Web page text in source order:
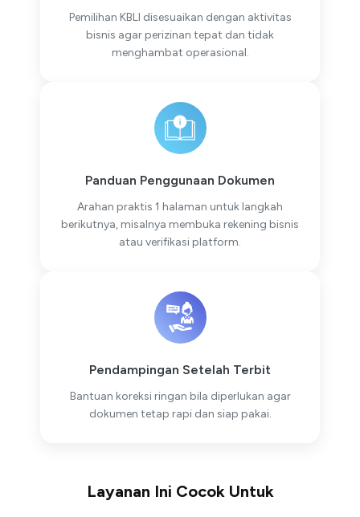
Pemilihan KBLI disesuaikan dengan aktivitas
bisnis agar perizinan tepat dan tidak
menghambat operasional.
Panduan Penggunaan Dokumen
Arahan praktis 1 halaman untuk langkah
berikutnya, misalnya membuka rekening bisnis
atau verifikasi platform.
Pendampingan Setelah Terbit
Bantuan koreksi ringan bila diperlukan agar
dokumen tetap rapi dan siap pakai.
Layanan Ini Cocok Untuk